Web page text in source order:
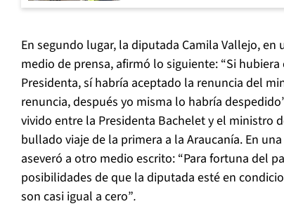
En segundo lugar, la diputada Camila Vallejo, en
medio de prensa, afirmó lo siguiente: “Si
Presidenta, sí habría aceptado la renuncia del
renuncia, después yo misma lo habría
vivido entre la Presidenta Bachelet y el ministro
bullado viaje de la primera a la Araucanía. En
aseveró a otro medio escrito: “Para fortuna del
posibilidades de que la diputada esté en
son casi igual a cero”.